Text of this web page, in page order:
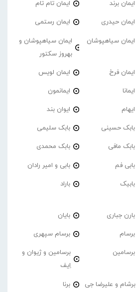
ایمان برند ایمان تام تام
ایمان حیدری ایمان رستمی
ایمان سیاهپوشان
ایمان سیاهپوشان و
بهروز سکتور
ایمان فرخ ایمان لویس
ایمانا ایمانمون
ایهام ایوان بند
بابک حسینی بابک سلیمی
بابک مافی بابک محمدی
بابی فم بابی و امیر رادان
بابیک باراد
بارن جباری بایان
برسام برسام سپهری
برسامین
برسامین و ژیوان و
اِیف
برشام و علیرضا جی
برنا